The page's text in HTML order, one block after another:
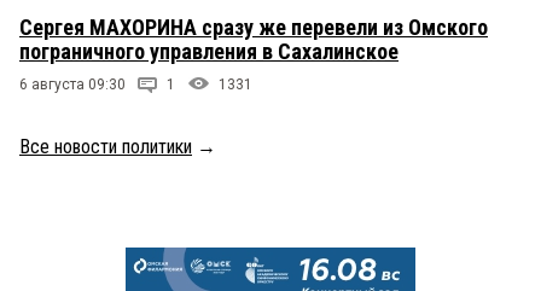
Сергея МАХОРИНА сразу же перевели из Омского
пограничного управления в Сахалинское
6 августа 09:30 1 1331
Все новости политики →